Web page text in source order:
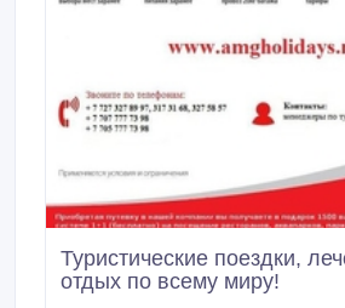
Туристические поездки,
отдых по всему миру!